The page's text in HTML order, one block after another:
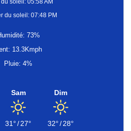
du soleil: 05:58 AM
du soleil: 07:48 PM
73%
13.3Kmph
Pluie: 4%
Sam
31°/27°
Dim
32°/28°